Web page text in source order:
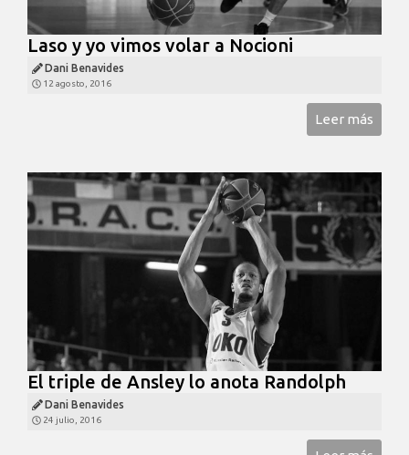
Laso y yo vimos volar a Nocioni
Dani Benavides
12 agosto, 2016
Leer más
El triple de Ansley lo anota Randolph
Dani Benavides
24 julio, 2016